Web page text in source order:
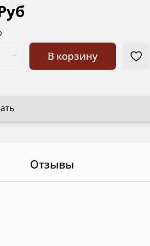
В корзину
Отзывы